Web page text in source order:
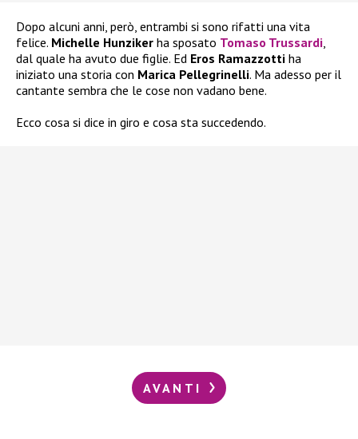
Dopo alcuni anni, però, entrambi si sono rifatti una vita
felice. Michelle Hunziker ha sposato Tomaso Trussardi,
dal quale ha avuto due figlie. Ed Eros Ramazzotti ha
iniziato una storia con Marica Pellegrinelli. Ma adesso per il
cantante sembra che le cose non vadano bene.
Ecco cosa si dice in giro e cosa sta succedendo.
AVANTI